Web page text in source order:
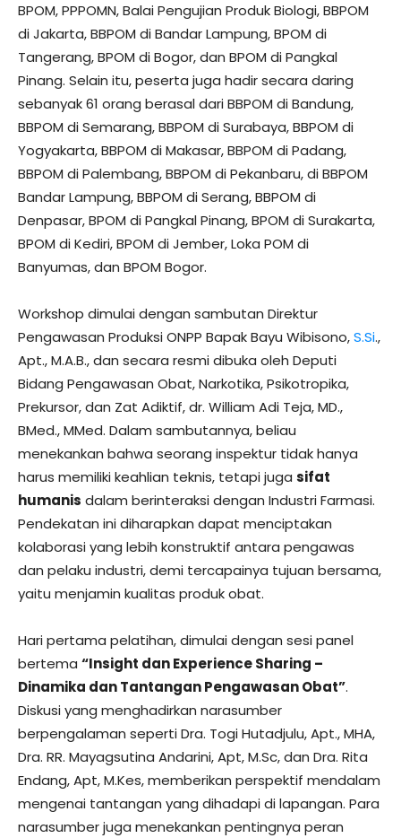
BPOM, PPPOMN, Balai Pengujian Produk Biologi, BBPOM
di Jakarta, BBPOM di Bandar Lampung, BPOM di
Tangerang, BPOM di Bogor, dan BPOM di Pangkal
Pinang. Selain itu, peserta juga hadir secara daring
sebanyak 61 orang berasal dari BBPOM di Bandung,
BBPOM di Semarang, BBPOM di Surabaya, BBPOM di
Yogyakarta, BBPOM di Makasar, BBPOM di Padang,
BBPOM di Palembang, BBPOM di Pekanbaru, di BBPOM
Bandar Lampung, BBPOM di Serang, BBPOM di
Denpasar, BPOM di Pangkal Pinang, BPOM di Surakarta,
BPOM di Kediri, BPOM di Jember, Loka POM di
Banyumas, dan BPOM Bogor.
Workshop dimulai dengan sambutan Direktur
Pengawasan Produksi ONPP Bapak Bayu Wibisono,S.Si.,
Apt., M.A.B., dan secara resmi dibuka oleh Deputi
Bidang Pengawasan Obat, Narkotika, Psikotropika,
Prekursor, dan Zat Adiktif, dr. William Adi Teja, MD.,
BMed., MMed. Dalam sambutannya, beliau
menekankan bahwa seorang inspektur tidak hanya
harus memiliki keahlian teknis, tetapi juga sifat
humanis dalam berinteraksi dengan Industri Farmasi.
Pendekatan ini diharapkan dapat menciptakan
kolaborasi yang lebih konstruktif antara pengawas
dan pelaku industri, demi tercapainya tujuan bersama,
yaitu menjamin kualitas produk obat.
Hari pertama pelatihan, dimulai dengan sesi panel
bertema “Insight dan Experience Sharing –
Dinamika dan Tantangan Pengawasan Obat”.
Diskusi yang menghadirkan narasumber
berpengalaman seperti Dra. Togi Hutadjulu, Apt., MHA,
Dra. RR. Mayagsutina Andarini, Apt, M.Sc, dan Dra. Rita
Endang, Apt, M.Kes, memberikan perspektif mendalam
mengenai tantangan yang dihadapi di lapangan. Para
narasumber juga menekankan pentingnya peran